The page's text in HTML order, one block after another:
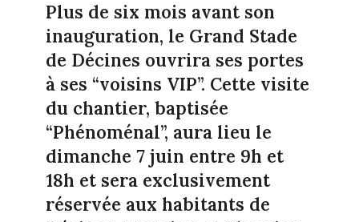
Plus de six mois avant son
inauguration, le Grand Stade
de Décines ouvrira ses portes
à ses “voisins VIP”. Cette visite
du chantier, baptisée
“Phénoménal”, aura lieu le
dimanche 7 juin entre 9h et
18h et sera exclusivement
réservée aux habitants de